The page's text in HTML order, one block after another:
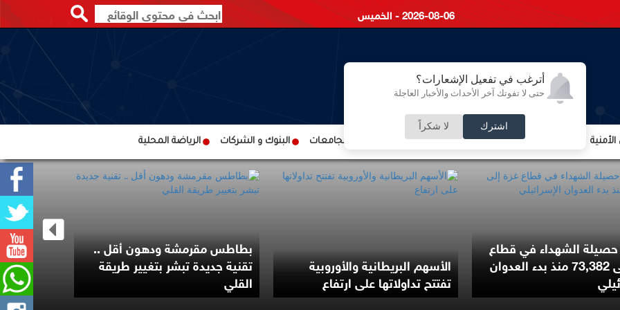
أترغب في تفعيل الإشعارات؟
حتى لا تفوتك آخر الأحداث والأخبار العاجلة
اشترك لا شكراً
2026-08-06 - الخميس
الشؤون الإقتصادية الشؤون البرلمانية التعليم والجامعات البنوك و الشركات الرياضة المحلية
حصيلة الشهداء في قطاع
غزة إلى 73,382 منذ بدء العدوان الأسهم البريطانية والأوروبية
تفتتح تداولاتها على ارتفاع
بطاطس مقرمشة ودهون أقل ..
تقنية جديدة تبشر بتغيير طريقة
القلي
الرئاسة